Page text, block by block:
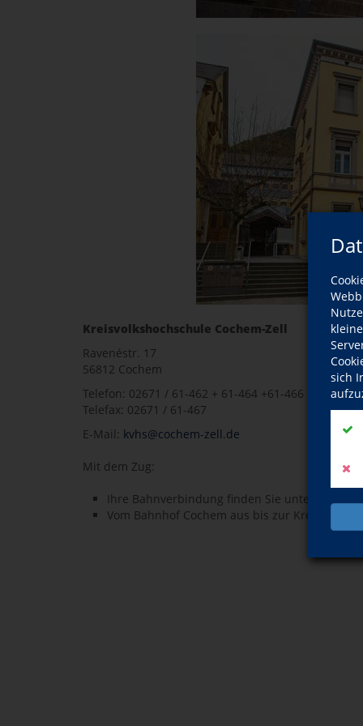
sich
Kreisvolkshochschule Cochem-Zell
Ravenéstr. 17
56812 Cochem
Telefon: 02671 / 61-462 + 61-464 +61-466
Telefax: 02671 / 61-467
E-Mail: kvhs@cochem-zell.de
Mit dem Zug:
Ihre Bahnverbindung finden Sie unter
Vom Bahnhof Cochem aus bis zur